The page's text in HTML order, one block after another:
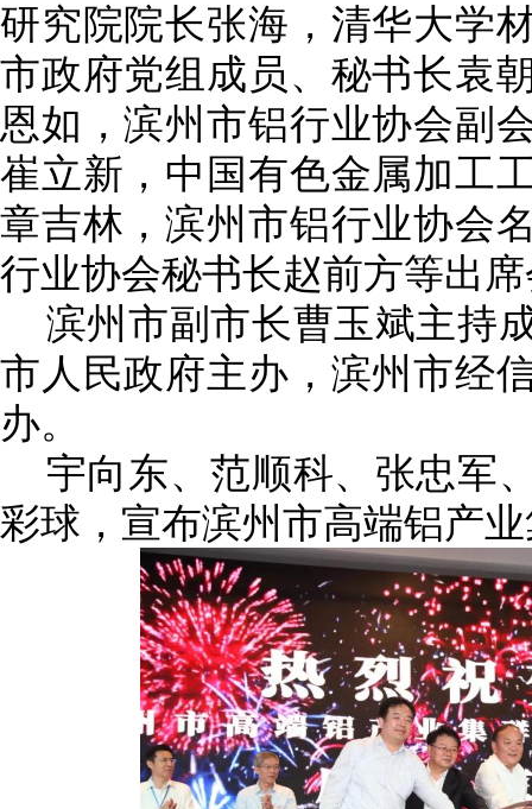
研究院院长张海，清华大学
市政府党组成员、秘书长袁
恩如，滨州市铝行业协会副
崔立新，中国有色金属加工
章吉林，滨州市铝行业协会
行业协会秘书长赵前方等出
滨州市副市长曹玉斌主持
市人民政府主办，滨州市经
办。
宇向东、范顺科、张忠军
彩球，宣布滨州市高端铝产